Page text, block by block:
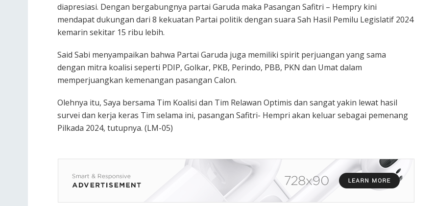
diapresiasi. Dengan bergabungnya partai Garuda maka Pasangan Safitri – Hempry kini
mendapat dukungan dari 8 kekuatan Partai politik dengan suara Sah Hasil Pemilu Legislatif 2024
kemarin sekitar 15 ribu lebih.
Said Sabi menyampaikan bahwa Partai Garuda juga memiliki spirit perjuangan yang sama
dengan mitra koalisi seperti PDIP, Golkar, PKB, Perindo, PBB, PKN dan Umat dalam
memperjuangkan kemenangan pasangan Calon.
Olehnya itu, Saya bersama Tim Koalisi dan Tim Relawan Optimis dan sangat yakin lewat hasil
survei dan kerja keras Tim selama ini, pasangan Safitri- Hempri akan keluar sebagai pemenang
Pilkada 2024, tutupnya. (LM-05)